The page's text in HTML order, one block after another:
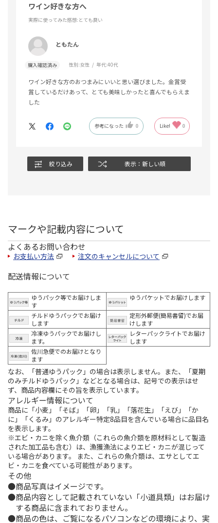
ワイン好きな方へ
実際に使ってみた感想:とても良い
ともたん
購入確認済み 性別:女性 年代:40代
ワイン好きな方のおつまみにいいと思い選びました。金賞受
賞しているだけあって、とても美味しかったと喜んでもらえま
した
参考になった 0 Like! 0
絞り込み 表示：新しい順
マークや記載内容について
よくあるお問い合わせ
お支払い方法 注文のキャンセルについて
配送情報について
ゆうパック等でお届けしま
す
ゆうパケットでお届けします
チルドゆうパックでお届け
します
定形外郵便(簡易書留)でお届
けします
冷凍ゆうパックでお届けし
ます。
レターパックライトでお届け
します
佐川急便でのお届けとなり
ます
なお、「普通ゆうパック」の場合は表示しません。また、「夏期
のみチルドゆうパック」などとなる場合は、記号での表示はせ
ず、商品内容欄にその旨を表示しています。
アレルギー情報について
商品に「小麦」「そば」「卵」「乳」「落花生」「えび」「か
に」「くるみ」のアレルギー特定8品目を含んでいる場合に品目名
を表示します。
※エビ・カニを除く魚介類（これらの魚介類を原材料として製造
された加工品も含む）は、漁獲漁法によりエビ・カニが混じって
いる場合があります。 また、これらの魚介類は、エサとしてエ
ビ・カニを食べている可能性があります。
その他
商品写真はイメージです。
商品内容として記載されていない「小道具類」はお届け
する商品に含まれておりません。
商品の色は、ご覧になるパソコンなどの環境により、実